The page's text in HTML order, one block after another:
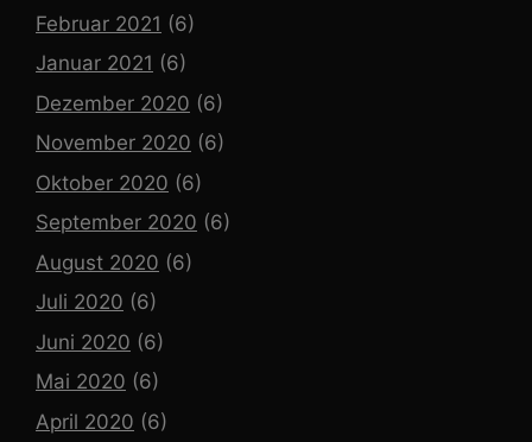
Februar 2021 (6)
Januar 2021 (6)
Dezember 2020 (6)
November 2020 (6)
Oktober 2020 (6)
September 2020 (6)
August 2020 (6)
Juli 2020 (6)
Juni 2020 (6)
Mai 2020 (6)
April 2020 (6)